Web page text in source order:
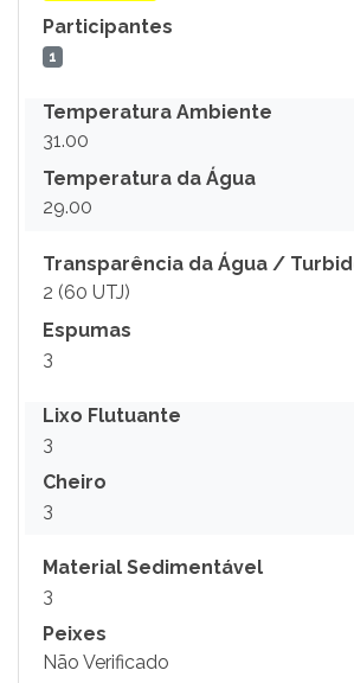
Participantes
1
Temperatura Ambiente
31.00
Temperatura da Água
29.00
Transparência da Água /
2 (60 UTJ)
Espumas
3
Lixo Flutuante
3
Cheiro
3
Material Sedimentável
3
Peixes
Não Verificado